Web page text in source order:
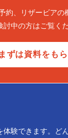
約、リザービアの
中の方はご覧くだ
まずは資料をもら
体験できます。ど